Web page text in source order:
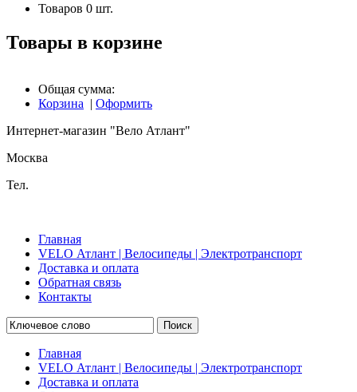
Товаров 0 шт.
Товары в корзине
Общая сумма:
Корзина | Оформить
Интернет-магазин "Вело Атлант"
Москва
Тел.
Главная
VELO Атлант | Велосипеды | Электротранспорт
Доставка и оплата
Обратная связь
Контакты
Поиск
Главная
VELO Атлант | Велосипеды | Электротранспорт
Доставка и оплата